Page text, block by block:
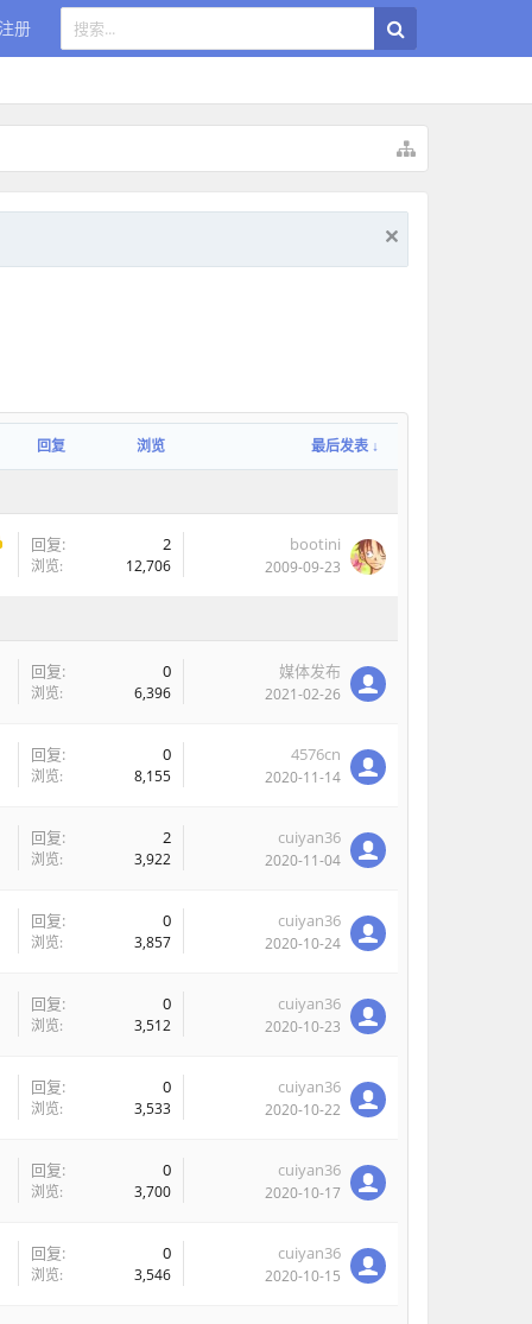
注册
回复 浏览 最后发表 ↓
回复: 2
浏览: 12,706
bootini
2009-09-23
回复: 0
浏览: 6,396
媒体发布
2021-02-26
回复: 0
浏览: 8,155
4576cn
2020-11-14
回复: 2
浏览: 3,922
cuiyan36
2020-11-04
回复: 0
浏览: 3,857
cuiyan36
2020-10-24
回复: 0
浏览: 3,512
cuiyan36
2020-10-23
回复: 0
浏览: 3,533
cuiyan36
2020-10-22
回复: 0
浏览: 3,700
cuiyan36
2020-10-17
回复: 0
浏览: 3,546
cuiyan36
2020-10-15